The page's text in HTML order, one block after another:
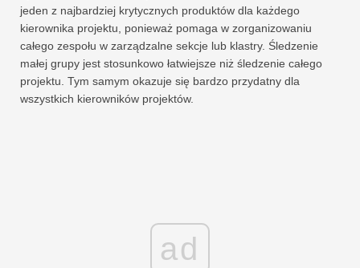
jeden z najbardziej krytycznych produktów dla każdego
kierownika projektu, ponieważ pomaga w zorganizowaniu
całego zespołu w zarządzalne sekcje lub klastry. Śledzenie
małej grupy jest stosunkowo łatwiejsze niż śledzenie całego
projektu. Tym samym okazuje się bardzo przydatny dla
wszystkich kierowników projektów.
ad